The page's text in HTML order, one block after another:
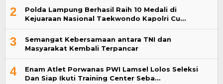
2
Polda Lampung Berhasil Raih 10 Medali di
Kejuaraan Nasional Taekwondo Kapolri Cu…
3
Semangat Kebersamaan antara TNI dan
Masyarakat Kembali Terpancar
4
Enam Atlet Porwanas PWI Lamsel Lolos Seleksi
Dan Siap Ikuti Training Center Seba…